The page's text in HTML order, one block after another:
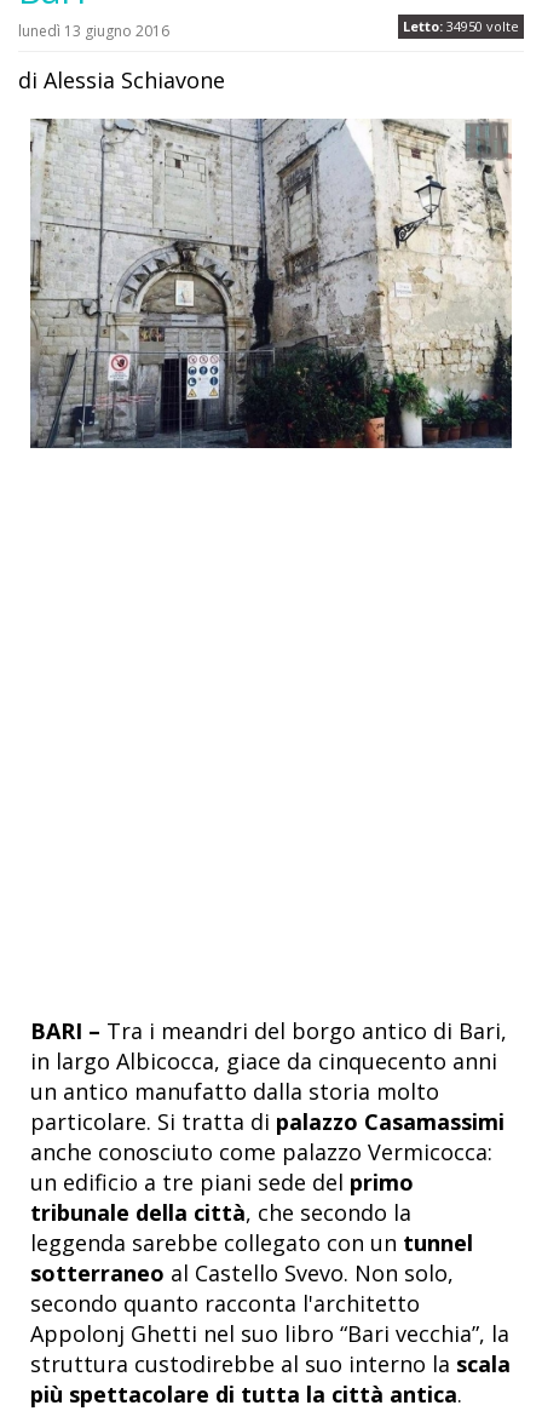
Letto: 34950 volte
lunedì 13 giugno 2016
di Alessia Schiavone
BARI – Tra i meandri del borgo antico di Bari,
in largo Albicocca, giace da cinquecento anni
un antico manufatto dalla storia molto
particolare. Si tratta di palazzo Casamassimi
anche conosciuto come palazzo Vermicocca:
un edificio a tre piani sede del primo
tribunale della città, che secondo la
leggenda sarebbe collegato con un tunnel
sotterraneo al Castello Svevo. Non solo,
secondo quanto racconta l'architetto
Appolonj Ghetti nel suo libro “Bari vecchia”, la
struttura custodirebbe al suo interno la scala
più spettacolare di tutta la città antica.